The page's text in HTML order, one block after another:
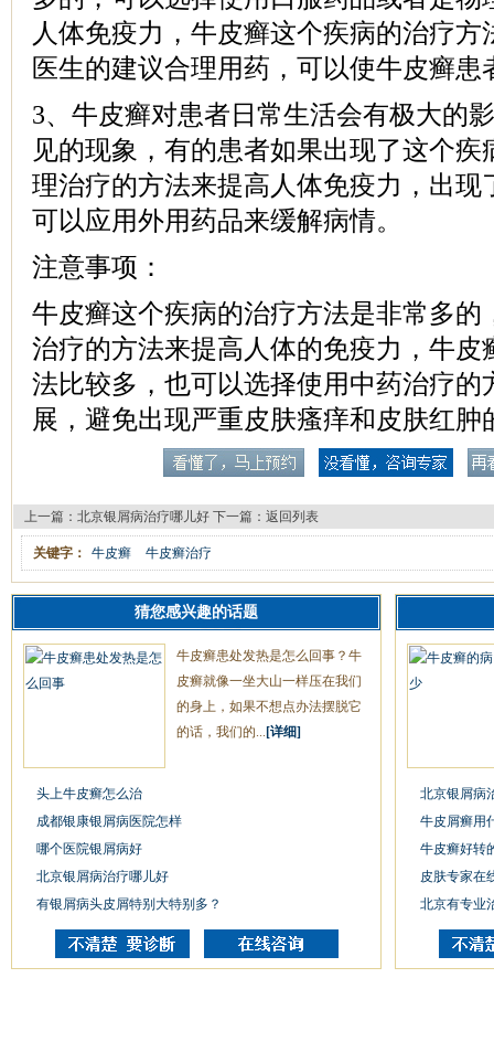
人体免疫力，牛皮癣这个疾病的治疗
医生的建议合理用药，可以使牛皮癣患
3、牛皮癣对患者日常生活会有极大的
见的现象，有的患者如果出现了这个
理治疗的方法来提高人体免疫力，出现
可以应用外用药品来缓解病情。
注意事项：
牛皮癣这个疾病的治疗方法是非常多的
治疗的方法来提高人体的免疫力，牛皮
法比较多，也可以选择使用中药治疗的
展，避免出现严重皮肤瘙痒和皮肤红肿
上一篇： 北京银屑病治疗哪儿好 下一篇： 返回列表
关键字： 牛皮癣 牛皮癣治疗
猜您感兴趣的话题
牛皮癣患处发热是怎么回事？牛
皮癣就像一坐大山一样压在我们
的身上，如果不想点办法摆脱它
的话，我们的... [详细]
头上牛皮癣怎么治
成都银康银屑病医院怎样
哪个医院银屑病好
北京银屑病治疗哪儿好
有银屑病头皮屑特别大特别多？
北京银屑病
牛皮屑癣用
牛皮癣好转
皮肤专家在
北京有专业